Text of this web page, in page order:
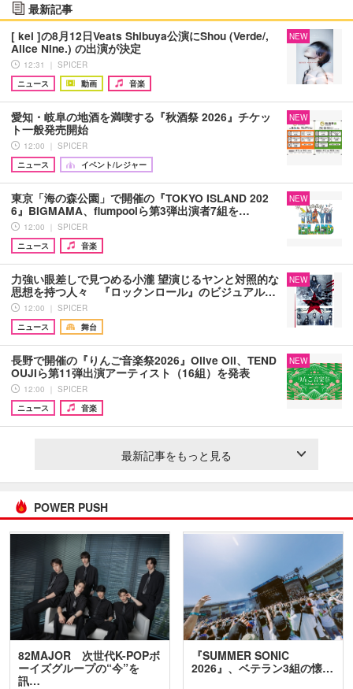
最新記事
[ kei ]の8月12日Veats Shibuya公演にShou (Verde/,
Alice Nine.) の出演が決定
12:31 ｜ SPICER
ニュース
動画 音楽
NEW
愛知・岐阜の地酒を満喫する『秋酒祭 2026』チケッ
ト一般発売開始
12:00 ｜ SPICER
ニュース
イベント/レジャー
NEW
東京「海の森公園」で開催の『TOKYO ISLAND 202
6』BIGMAMA、flumpoolら第3弾出演者7組を…
12:00 ｜ SPICER
ニュース
音楽
NEW
力強い眼差しで見つめる小瀧 望演じるヤンと対照的な
思想を持つ人々 『ロックンロール』のビジュアル…
12:00 ｜ SPICER
ニュース
舞台
NEW
長野で開催の『りんご音楽祭2026』Olive Oil、TEND
OUJIら第11弾出演アーティスト（16組）を発表
12:00 ｜ SPICER
ニュース
音楽
NEW
最新記事をもっと見る
POWER PUSH
82MAJOR 次世代K-POPボ
ーイズグループの“今”を
訊…
『SUMMER SONIC
2026』、ベテラン3組の懐…